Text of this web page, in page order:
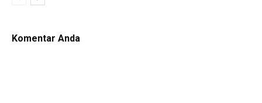
Komentar Anda